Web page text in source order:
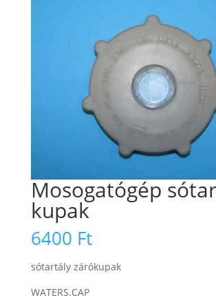
Mosogatógép
kupak
6400 Ft
sótartály zárókupak
WATERS.CAP